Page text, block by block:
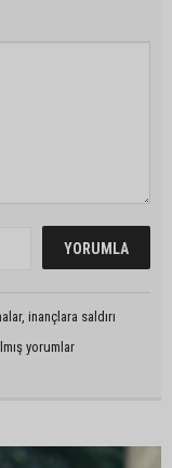
inançlara saldırı
yorumlar